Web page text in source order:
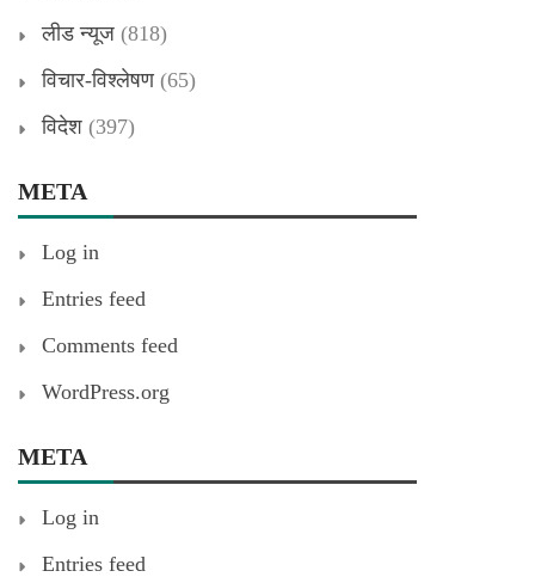
लीड न्यूज (818)
विचार-विश्लेषण(65)
विदेश (397)
META
Log in
Entries feed
Comments feed
WordPress.org
META
Log in
Entries feed